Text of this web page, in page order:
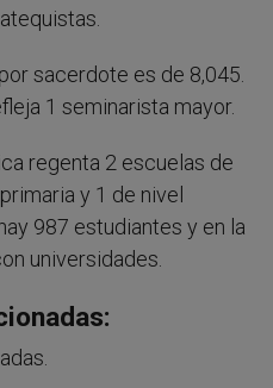
sacerdote es de 8,045.
1 seminarista mayor.
regenta 2 escuelas de
y 1 de nivel
987 estudiantes y en la
universidades.